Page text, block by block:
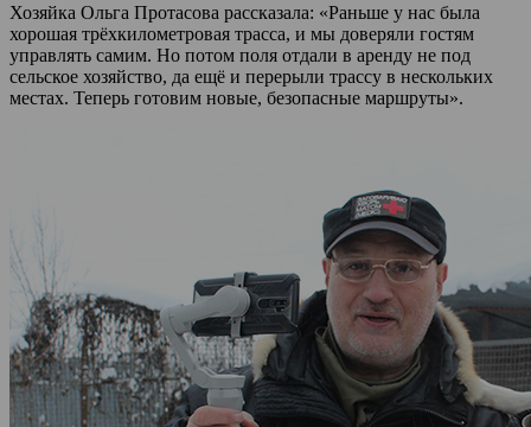
Хозяйка Ольга Протасова рассказала: «Раньше у нас была
хорошая трёхкилометровая трасса, и мы доверяли гостям
управлять самим. Но потом поля отдали в аренду не под
сельское хозяйство, да ещё и перерыли трассу в нескольких
местах. Теперь готовим новые, безопасные маршруты».